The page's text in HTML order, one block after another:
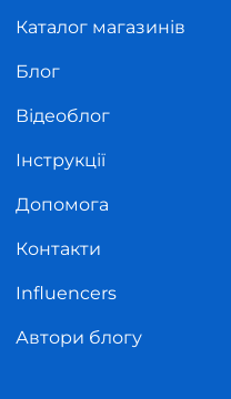
Каталог магазинів
Блог
Відеоблог
Інструкції
Допомога
Контакти
Influencers
Автори блогу